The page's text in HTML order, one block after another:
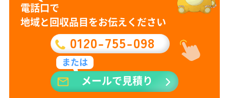
電話口で
地域と回収品目をお伝えください
0120-755-098
または
メールで見積り